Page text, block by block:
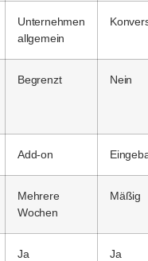
Unternehmen
allgemein
Begrenzt Nein
Add-on
Mehrere
Wochen
Mäßig
Ja Ja